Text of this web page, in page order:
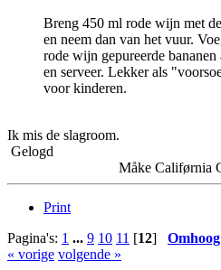
Breng 450 ml rode wijn met
en neem dan van het vuur.
rode wijn gepureerde
en serveer. Lekker als
voor kinderen.
Ik mis de slagroom.
Gelogd
Måke Califørnia
Print
Pagina's: 1 ... 9 10 11 [12] Omhoog
« vorige volgende »